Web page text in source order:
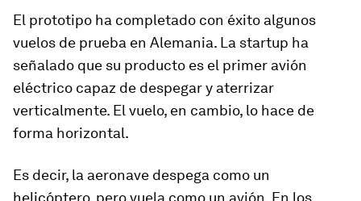
El prototipo ha completado con éxito algunos
vuelos de prueba en Alemania. La startup ha
señalado que su producto es el primer avión
eléctrico capaz de despegar y aterrizar
verticalmente. El vuelo, en cambio, lo hace de
forma horizontal.
Es decir, la aeronave despega como un